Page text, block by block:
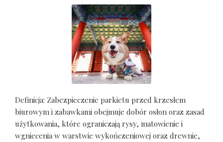
Definicja: Zabezpieczenie parkietu przed krzesłem
biurowym i zabawkami obejmuje dobór osłon oraz zasad
użytkowania, które ograniczają rysy, matowienie i
wgniecenia w warstwie wykończeniowej oraz drewnie,